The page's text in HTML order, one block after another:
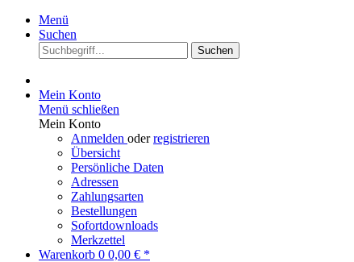
Menü
Suchen
Suchen
Mein Konto
Menü schließen
Mein Konto
Anmelden oderregistrieren
Übersicht
Persönliche Daten
Adressen
Zahlungsarten
Bestellungen
Sofortdownloads
Merkzettel
Warenkorb 0 0,00 € *